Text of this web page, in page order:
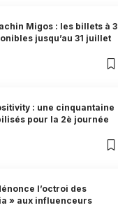
Migos : les billets à 3
jusqu’au 31 juillet
: une cinquantaine
pour la 2è journée
l’octroi des
» aux influenceurs